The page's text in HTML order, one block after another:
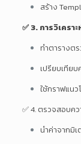
สร้าง
✅ 3. การวิเคร
ทำตารางต
เปรียบเทีย
ใช้กราฟแนว
✅ 4. ตรวจสอบค
นำค่าจากมิ